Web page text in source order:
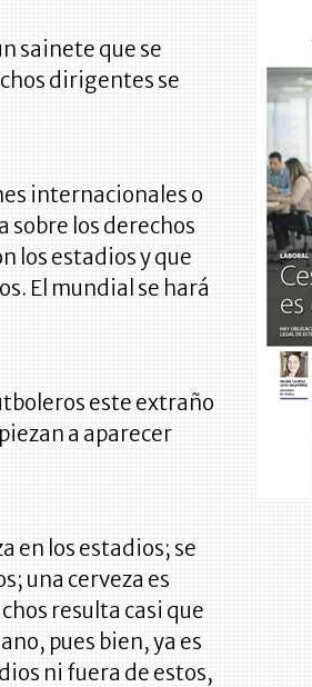
sainete que se
dirigentes se
internacionales o
sobre los derechos
los estadios y que
El mundial se hará
este extraño
a aparecer
en los estadios; se
una cerveza es
resulta casi que
pues bien, ya es
ni fuera de estos,